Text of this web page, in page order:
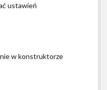
ustawień
w konstruktorze